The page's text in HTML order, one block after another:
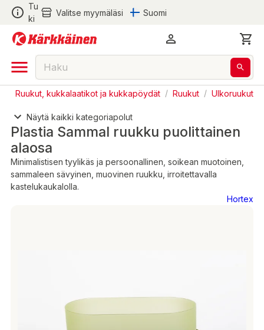
Tu
ki
Valitse myymäläsi Suomi
Ruukut, kukkalaatikot ja kukkapöydät / Ruukut / Ulkoruukut
Näytä kaikki kategoriapolut
Plastia Sammal ruukku puolittainen
alaosa
Minimalistisen tyylikäs ja persoonallinen, soikean muotoinen,
sammaleen sävyinen, muovinen ruukku, irroitettavalla
kastelukaukalolla.
Hortex